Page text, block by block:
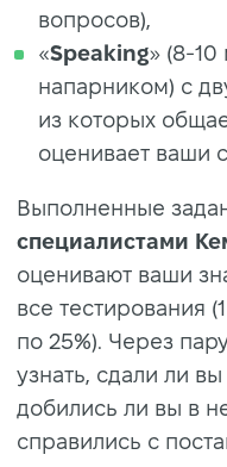
вопросов),
«Speaking» (8-10
напарником) с
из которых
оценивает ваши
Выполненные
специалистами
оценивают ваши
все тестирования
по 25%). Через
узнать, сдали ли
добились ли вы в
справились с